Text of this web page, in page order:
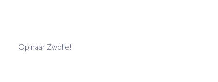
Op naar Zwolle!